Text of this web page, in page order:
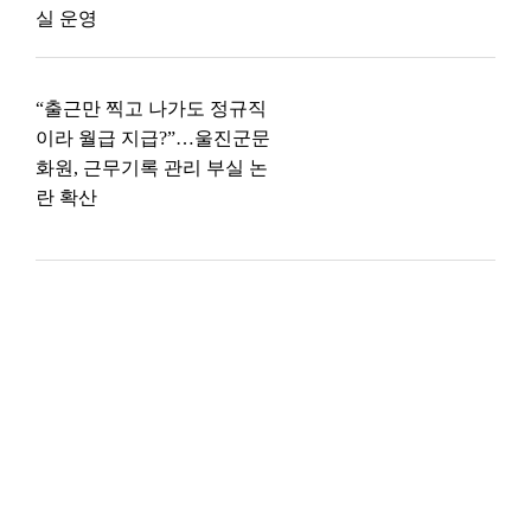
실 운영
“출근만 찍고 나가도 정규직
이라 월급 지급?”…울진군문
화원, 근무기록 관리 부실 논
란 확산